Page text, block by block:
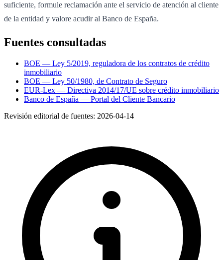
suficiente, formule reclamación ante el servicio de atención al cliente
de la entidad y valore acudir al Banco de España.
Fuentes consultadas
BOE — Ley 5/2019, reguladora de los contratos de crédito
inmobiliario
BOE — Ley 50/1980, de Contrato de Seguro
EUR-Lex — Directiva 2014/17/UE sobre crédito inmobiliario
Banco de España — Portal del Cliente Bancario
Revisión editorial de fuentes: 2026-04-14